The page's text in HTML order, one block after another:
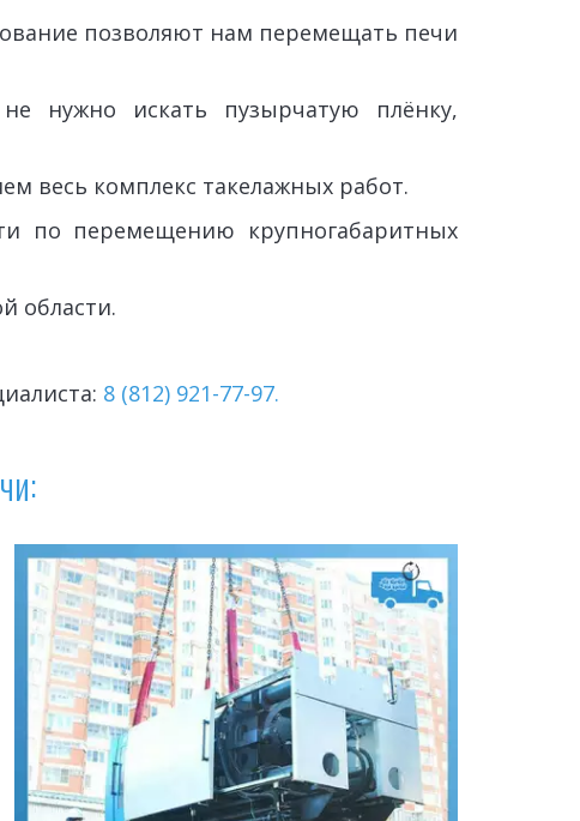
позволяют нам перемещать печи
нужно искать пузырчатую плёнку,
весь комплекс такелажных работ.
по перемещению крупногабаритных
области.
8 (812) 921-77-97.